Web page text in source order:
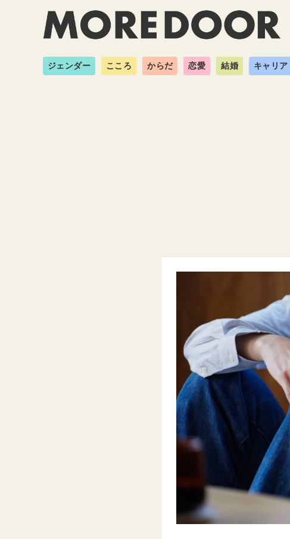
ジェンダー こころ からだ 恋愛 結婚 キャリア